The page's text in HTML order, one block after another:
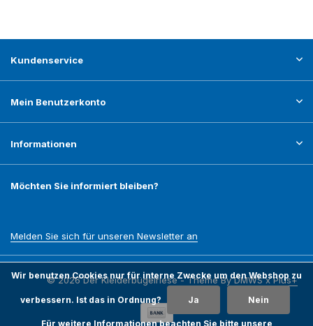
Kundenservice
Mein Benutzerkonto
Informationen
Möchten Sie informiert bleiben?
Melden Sie sich für unseren Newsletter an
© 2026 Der Kleiderbügelriese - Theme ByDMWSxPlus+
Wir benutzen Cookies nur für interne Zwecke um den Webshop zu
verbessern. Ist das in Ordnung? Ja Nein
Für weitere Informationen beachten Sie bitte unsere